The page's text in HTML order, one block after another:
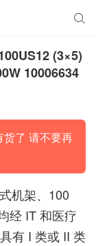

(3×5)
10006634
了 请不要再
机架、100
经 IT 和医疗
有 I 类或 II 类